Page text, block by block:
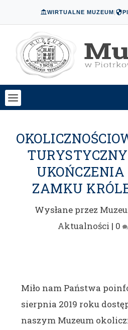
WIRTUALNE MUZEUM|
ZAMKU
Wysłane przez
Aktualności | 0
Miło nam Państwa
sierpnia 2019 roku
naszym Muzeum